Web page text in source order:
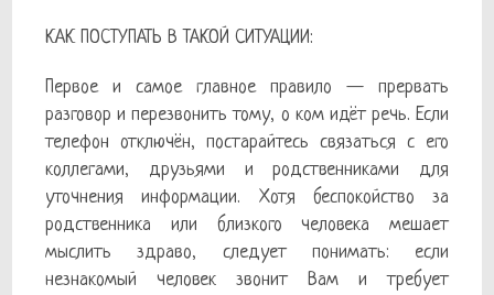
КАК ПОСТУПАТЬ В ТАКОЙ СИТУАЦИИ:
Первое и самое главное правило — прервать
разговор и перезвонить тому, о ком идёт речь. Если
телефон отключён, постарайтесь связаться с его
коллегами, друзьями и родственниками для
уточнения информации. Хотя беспокойство за
родственника или близкого человека мешает
мыслить здраво, следует понимать: если
незнакомый человек звонит Вам и требует